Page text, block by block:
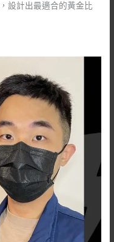
，設計出最適合的黃金比